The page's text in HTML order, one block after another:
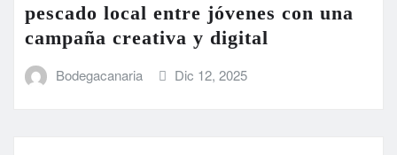
pescado local entre jóvenes con una
campaña creativa y digital
Bodegacanaria Dic 12, 2025